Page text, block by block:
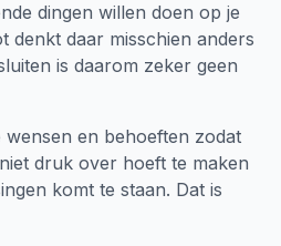
dingen willen doen op je
denkt daar misschien anders
is daarom zeker geen
wensen en behoeften zodat
druk over hoeft te maken
komt te staan. Dat is